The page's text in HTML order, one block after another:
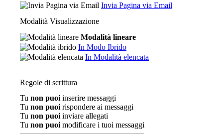
Invia Pagina via Email
Modalità Visualizzazione
Modalità lineare
In Modo Ibrido
In Modalità elencata
Regole di scrittura
Tu non puoi inserire messaggi
Tu non puoi rispondere ai messaggi
Tu non puoi inviare allegati
Tu non puoi modificare i tuoi messaggi